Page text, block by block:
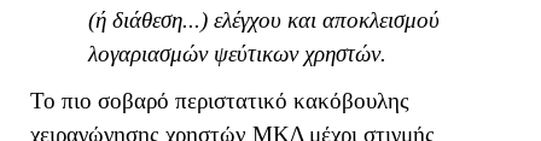
(ή διάθεση...) ελέγχου και αποκλεισμού
λογαριασμών ψεύτικων χρηστών.
Το πιο σοβαρό περιστατικό κακόβουλης
χειραγώγησης χρηστών ΜΚΔ μέχρι στιγμής